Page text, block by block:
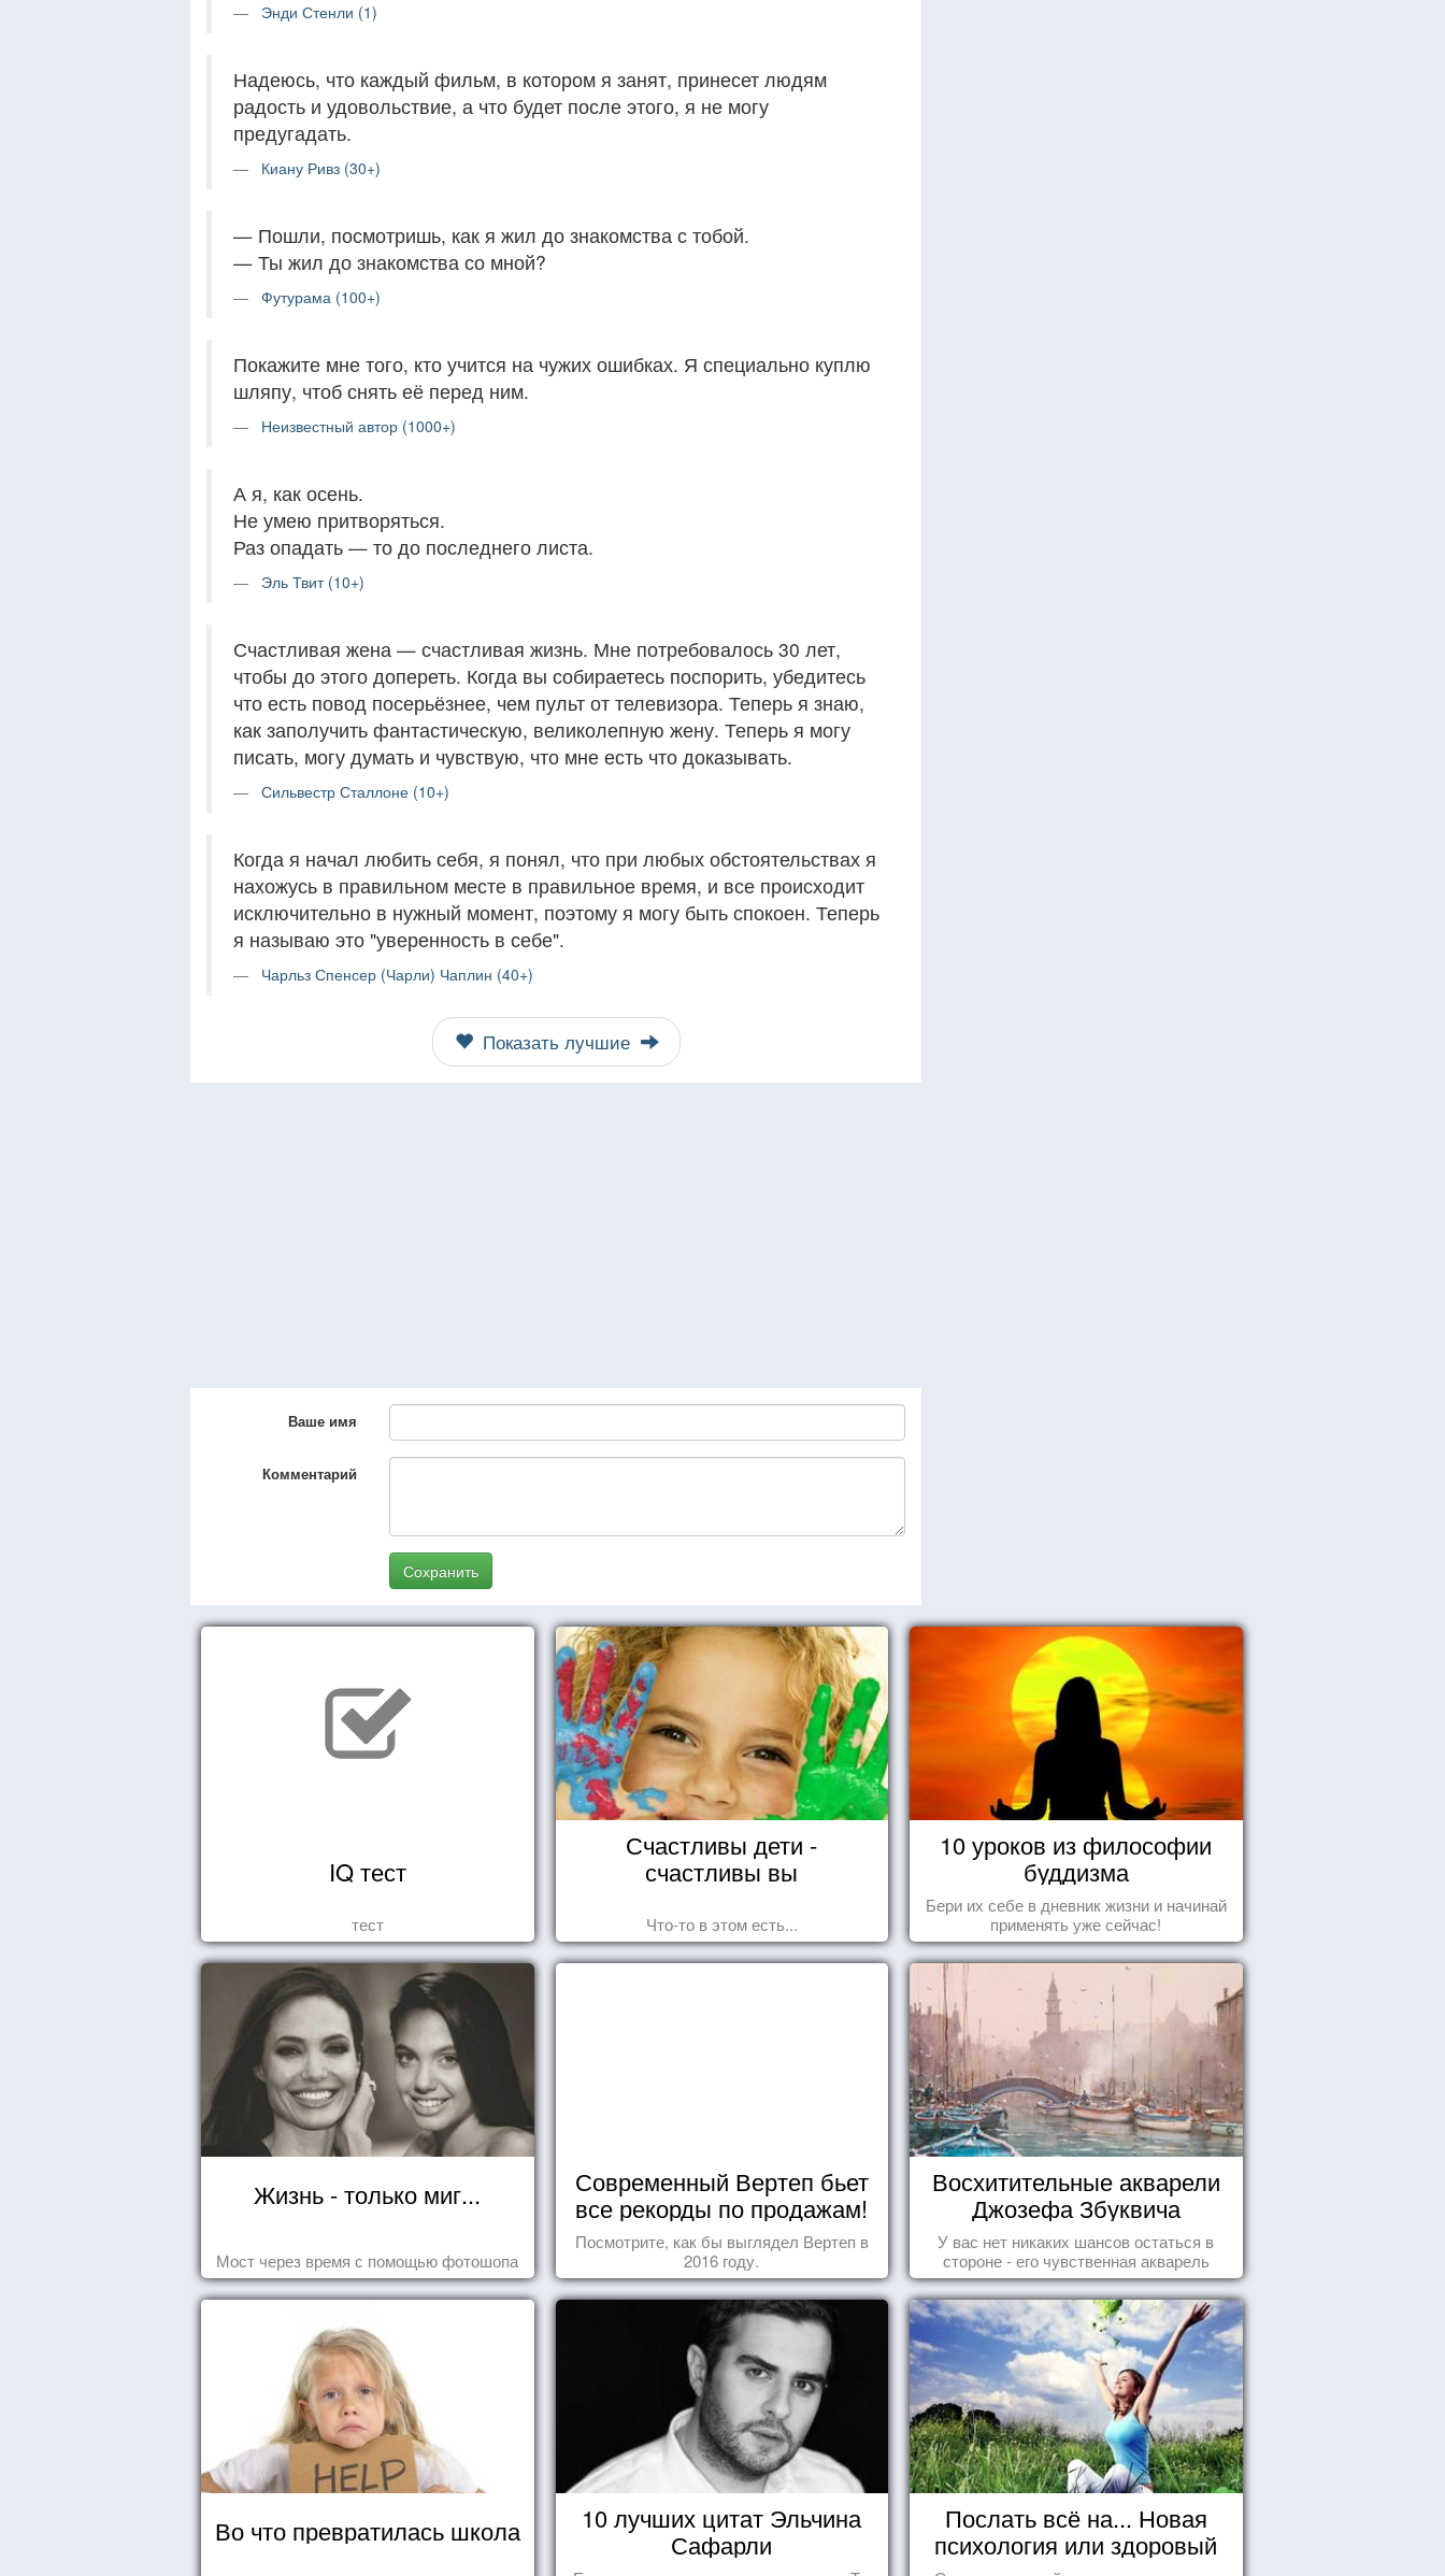
Энди Стенли (1)
Надеюсь, что каждый фильм, в котором я занят, принесет людям
радость и удовольствие, а что будет после этого, я не могу
предугадать.
Киану Ривз (30+)
— Пошли, посмотришь, как я жил до знакомства с тобой.
— Ты жил до знакомства со мной?
Футурама (100+)
Покажите мне того, кто учится на чужих ошибках. Я специально куплю
шляпу, чтоб снять её перед ним.
Неизвестный автор (1000+)
А я, как осень.
Не умею притворяться.
Раз опадать — то до последнего листа.
Эль Твит (10+)
Счастливая жена — счастливая жизнь. Мне потребовалось 30 лет,
чтобы до этого допереть. Когда вы собираетесь поспорить, убедитесь
что есть повод посерьёзнее, чем пульт от телевизора. Теперь я знаю,
как заполучить фантастическую, великолепную жену. Теперь я могу
писать, могу думать и чувствую, что мне есть что доказывать.
Сильвестр Сталлоне (10+)
Когда я начал любить себя, я понял, что при любых обстоятельствах я
нахожусь в правильном месте в правильное время, и все происходит
исключительно в нужный момент, поэтому я могу быть спокоен. Теперь
я называю это "уверенность в себе".
Чарльз Спенсер (Чарли) Чаплин (40+)
Показать лучшие
Ваше имя
Комментарий
Сохранить
IQ тест
тест
Счастливы дети -
счастливы вы
Что-то в этом есть...
10 уроков из философии
буддизма
Бери их себе в дневник жизни и начинай
применять уже сейчас!
Жизнь - только миг...
Мост через время с помощью фотошопа
Современный Вертеп бьет
все рекорды по продажам!
Посмотрите, как бы выглядел Вертеп в
2016 году.
Восхитительные акварели
Джозефа Збуквича
У вас нет никаких шансов остаться в
стороне - его чувственная акварель
покорила жителей всего мира.
Во что превратилась школа
10 лучших цитат Эльчина
Сафарли
Послать всё на... Новая
психология или здоровый